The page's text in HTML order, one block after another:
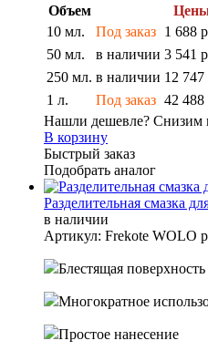
Объем
10 мл.
Под заказ 1 688
50 мл.
в наличии 3 541
250 мл. в наличии 12 747
1 л.
Под заказ 42 488
Нашли дешевле? Снизим
В корзину
Быстрый заказ
Подобрать аналог
Разделительная смазка
в наличии
Артикул: Frekote WOLO
Блестящая поверхность
Многократное
Простое нанесение